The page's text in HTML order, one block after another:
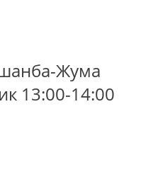
Жума
13:00-14:00